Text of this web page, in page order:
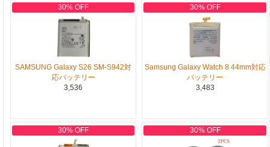
30% OFF
SAMSUNG Galaxy S26 SM-S942対
応バッテリー
3,536
30% OFF
Samsung Galaxy Watch 8 44mm対応
バッテリー
3,483
30% OFF 30% OFF